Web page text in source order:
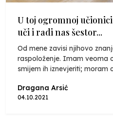
U toj ogromnoj
uči i radi nas šestor...
Od mene zavisi njihovo
raspoloženje. Imam veoma
smijem ih iznevjeriti; moram
Dragana Arsić
04.10.2021